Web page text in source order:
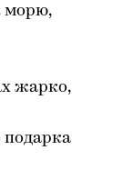
морю,
жарко,
подарка